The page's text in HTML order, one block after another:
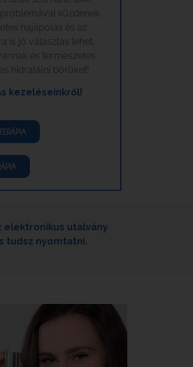
küzdenek,
hajápolás és az
is jó választás lehet,
és természetes
hidratálni bőrüket!
kezeléseinkről!
elektronikus utalvány
tudsz nyomtatni.